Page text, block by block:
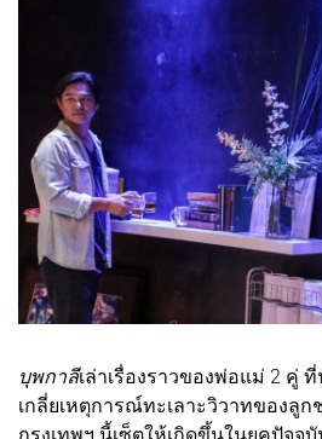
บุพกาลีเล่าเรื่องราวของพ่อแม่ 2 คู่
เกลี่ยเหตุการณ์ทะเลาะวิวาทของลูก